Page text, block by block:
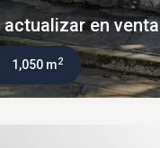
actualizar en venta
1,050 m2